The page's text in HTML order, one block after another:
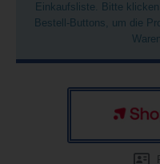
Einkaufsliste. Bitte
Bestell-Buttons, um die